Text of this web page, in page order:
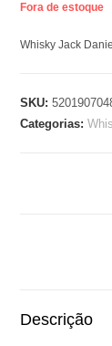
Fora de estoque
Whisky Jack
SKU:
Categorias:
Descrição